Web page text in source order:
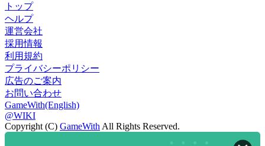
トップ
ヘルプ
運営会社
採用情報
利用規約
プライバシーポリシー
広告のご案内
お問い合わせ
GameWith(English)
@WIKI
Copyright (C) GameWith All Rights Reserved.